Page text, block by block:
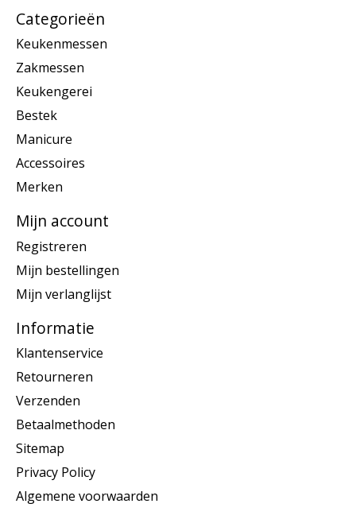
Categorieën
Keukenmessen
Zakmessen
Keukengerei
Bestek
Manicure
Accessoires
Merken
Mijn account
Registreren
Mijn bestellingen
Mijn verlanglijst
Informatie
Klantenservice
Retourneren
Verzenden
Betaalmethoden
Sitemap
Privacy Policy
Algemene voorwaarden